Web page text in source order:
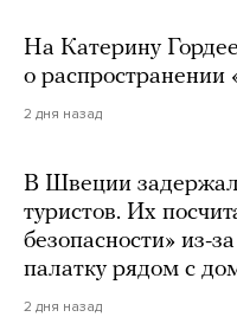
На Катерину
о распространении
2 дня назад
В Швеции
туристов. Их
безопасности» из-
палатку рядом с
2 дня назад